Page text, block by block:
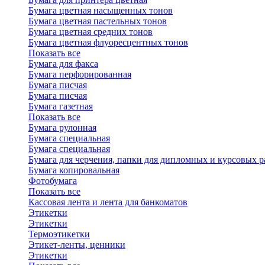
Бумага цветная насыщенных тонов
Бумага цветная пастельных тонов
Бумага цветная средних тонов
Бумага цветная флуоресцентных тонов
Показать все
Бумага для факса
Бумага перфорированная
Бумага писчая
Бумага писчая
Бумага газетная
Показать все
Бумага рулонная
Бумага специальная
Бумага специальная
Бумага для черчения, папки для дипломных и курсовых
Бумага копировальная
Фотобумага
Показать все
Кассовая лента и лента для банкоматов
Этикетки
Этикетки
Термоэтикетки
Этикет-ленты, ценники
Этикетки